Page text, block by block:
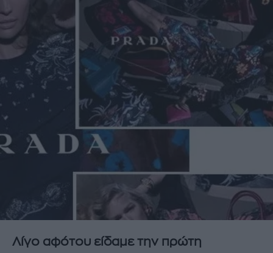
Λίγο αφότου είδαμε την πρώτη